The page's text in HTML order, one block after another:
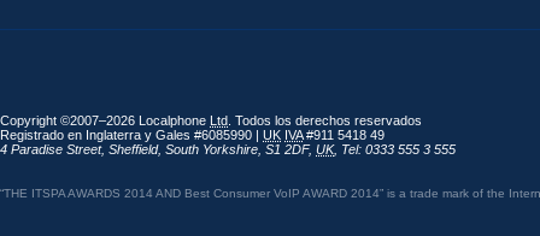
Copyright ©2007–2026 Localphone Ltd . Todos los derechos reservados
Registrado en Inglaterra y Gales #6085990 | UK IVA#911 5418 49
4 Paradise Street, Sheffield, South Yorkshire S1 2DF, UK, Tel: 0333 555 3 555
“THE ITSPA AWARDS 2014 AND Best Consumer VoIP AWARD 2014” is a trade mark of the